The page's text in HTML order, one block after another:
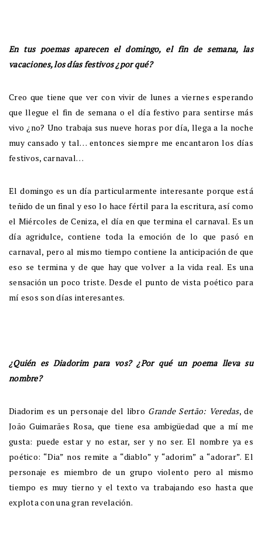
En tus poemas aparecen el domingo, el fin de semana, las
vacaciones, los días festivos ¿por qué?
Creo que tiene que ver con vivir de lunes a viernes esperando
que llegue el fin de semana o el día festivo para sentirse más
vivo ¿no? Uno trabaja sus nueve horas por día, llega a la noche
muy cansado y tal… entonces siempre me encantaron los días
festivos, carnaval…
El domingo es un día particularmente interesante porque está
teñido de un final y eso lo hace fértil para la escritura, así como
el Miércoles de Ceniza, el día en que termina el carnaval. Es un
día agridulce, contiene toda la emoción de lo que pasó en
carnaval, pero al mismo tiempo contiene la anticipación de que
eso se termina y de que hay que volver a la vida real. Es una
sensación un poco triste. Desde el punto de vista poético para
mí esos son días interesantes.
¿Quién es Diadorim para vos? ¿Por qué un poema lleva su
nombre?
Diadorim es un personaje del libro Grande Sertão: Veredas, de
João Guimarães Rosa, que tiene esa ambigüedad que a mí me
gusta: puede estar y no estar, ser y no ser. El nombre ya es
poético: “Dia” nos remite a “diablo” y “adorim” a “adorar”. El
personaje es miembro de un grupo violento pero al mismo
tiempo es muy tierno y el texto va trabajando eso hasta que
explota con una gran revelación.